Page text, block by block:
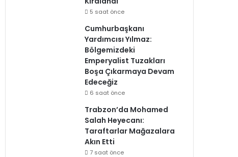
5 saat önce
Cumhurbaşkanı
Yardımcısı Yılmaz:
Bölgemizdeki
Emperyalist Tuzakları
Boşa Çıkarmaya Devam
Edeceğiz
6 saat önce
Trabzon’da Mohamed
Salah Heyecanı:
Taraftarlar Mağazalara
Akın Etti
7 saat önce